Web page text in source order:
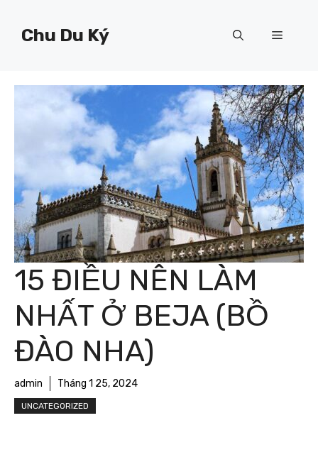
Chu Du Ký Menu
15 ĐIỀU NÊN LÀM
NHẤT Ở BEJA (BỒ
ĐÀO NHA)
admin Tháng 1 25, 2024
UNCATEGORIZED